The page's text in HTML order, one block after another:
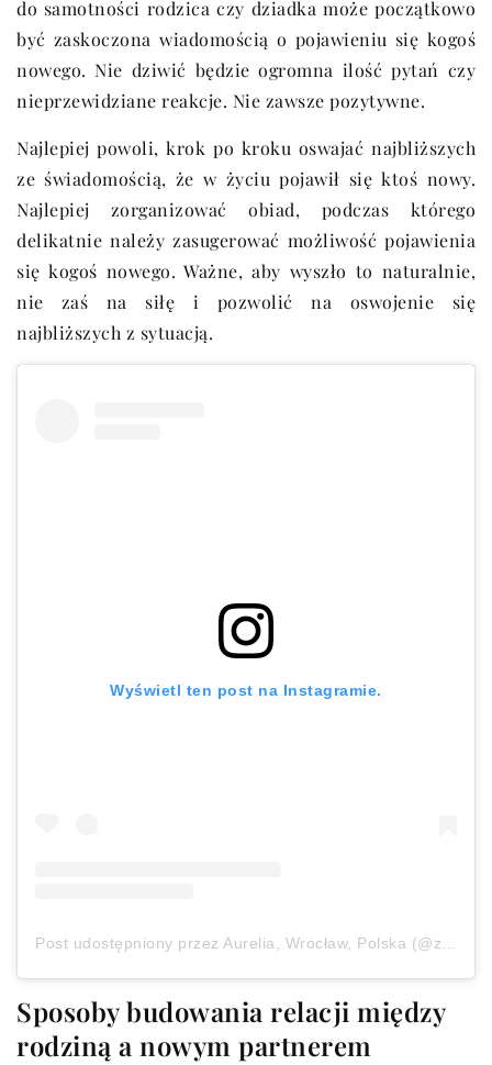
do samotności rodzica czy dziadka może początkowo
być zaskoczona wiadomością o pojawieniu się kogoś
nowego. Nie dziwić będzie ogromna ilość pytań czy
nieprzewidziane reakcje. Nie zawsze pozytywne.
Najlepiej powoli, krok po kroku oswajać najbliższych
ze świadomością, że w życiu pojawił się ktoś nowy.
Najlepiej zorganizować obiad, podczas którego
delikatnie należy zasugerować możliwość pojawienia
się kogoś nowego. Ważne, aby wyszło to naturalnie,
nie zaś na siłę i pozwolić na oswojenie się
najbliższych z sytuacją.
Wyświetl ten post na Instagramie.
Post udostępniony przez Aurelia, Wrocław, Polska (@zajrzyj_mi_w_talerz)
Sposoby budowania relacji między
rodziną a nowym partnerem